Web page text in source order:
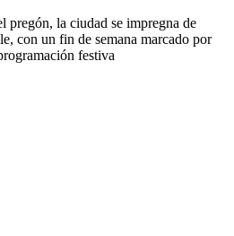
pregón, la ciudad se impregna de
con un fin de semana marcado por
festiva